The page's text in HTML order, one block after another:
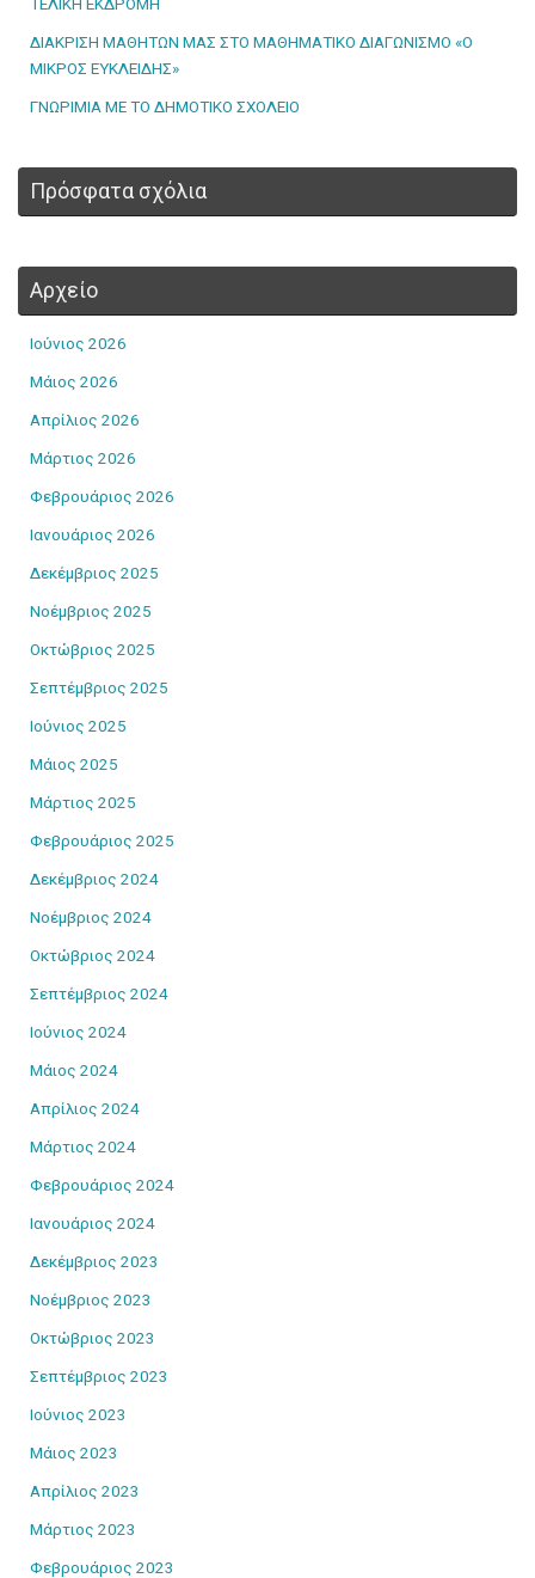
ΔΙΑΚΡΙΣΗ ΜΑΘΗΤΩΝ ΜΑΣ ΣΤΟ ΜΑΘΗΜΑΤΙΚΟ ΔΙΑΓΩΝΙΣΜΟ «Ο
ΜΙΚΡΟΣ ΕΥΚΛΕΙΔΗΣ»
ΓΝΩΡΙΜΙΑ ΜΕ ΤΟ ΔΗΜΟΤΙΚΟ ΣΧΟΛΕΙΟ
Πρόσφατα σχόλια
Αρχείο
Ιούνιος 2026
Μάιος 2026
Απρίλιος 2026
Μάρτιος 2026
Φεβρουάριος 2026
Ιανουάριος 2026
Δεκέμβριος 2025
Νοέμβριος 2025
Οκτώβριος 2025
Σεπτέμβριος 2025
Ιούνιος 2025
Μάιος 2025
Μάρτιος 2025
Φεβρουάριος 2025
Δεκέμβριος 2024
Νοέμβριος 2024
Οκτώβριος 2024
Σεπτέμβριος 2024
Ιούνιος 2024
Μάιος 2024
Απρίλιος 2024
Μάρτιος 2024
Φεβρουάριος 2024
Ιανουάριος 2024
Δεκέμβριος 2023
Νοέμβριος 2023
Οκτώβριος 2023
Σεπτέμβριος 2023
Ιούνιος 2023
Μάιος 2023
Απρίλιος 2023
Μάρτιος 2023
Φεβρουάριος 2023